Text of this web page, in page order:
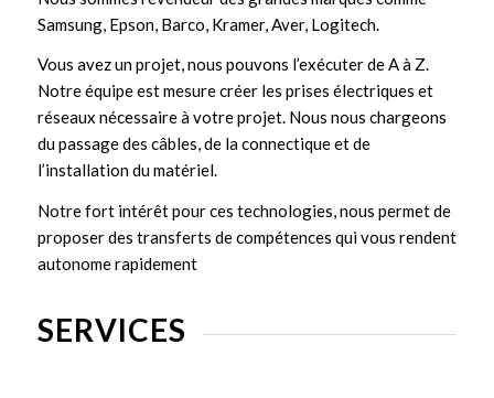
Samsung, Epson, Barco, Kramer, Aver, Logitech.
Vous avez un projet, nous pouvons l’exécuter de A à Z.
Notre équipe est mesure créer les prises électriques et
réseaux nécessaire à votre projet. Nous nous chargeons
du passage des câbles, de la connectique et de
l’installation du matériel.
Notre fort intérêt pour ces technologies, nous permet de
proposer des transferts de compétences qui vous rendent
autonome rapidement
SERVICES